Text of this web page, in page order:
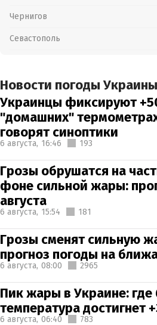
Чернигов
Севастополь
Новости погоды
Украинцы фиксируют
"домашних"
говорят синоптики
6 августа, 16:46 193
Грозы обрушатся на
фоне сильной жары:
августа
6 августа, 15:54 181
Грозы сменят сильную
прогноз погоды на
6 августа, 08:00 2965
Пик жары в Украине: где
температура достигнет
6 августа, 06:40 783